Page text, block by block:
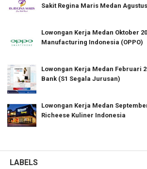
Sakit Regina Maris Medan
Lowongan Kerja Medan Oktober
Manufacturing Indonesia (OPPO)
Lowongan Kerja Medan Februari
Bank (S1 Segala Jurusan)
Lowongan Kerja Medan
Richeese Kuliner Indonesia
LABELS